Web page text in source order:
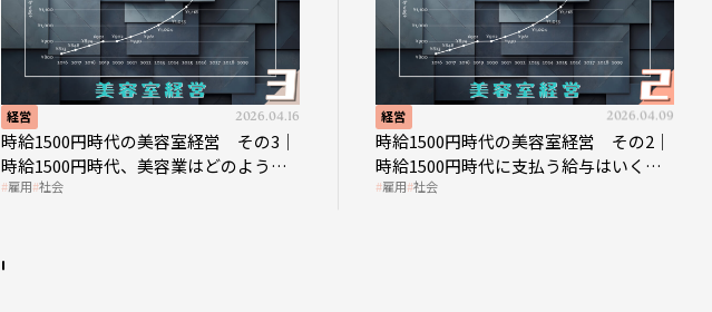
経営 2026.04.16
時給1500円時代の美容室経営 その3｜
時給1500円時代、美容業はどのような
影響を受けるのか？
雇用 社会
経営 2026.04.09
時給1500円時代の美容室経営 その2｜
時給1500円時代に支払う給与はいくら
なのか
雇用 社会